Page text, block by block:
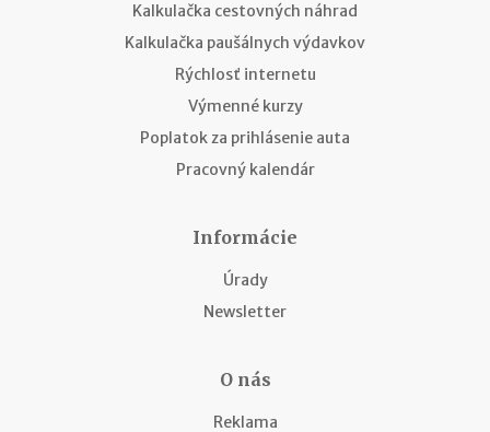
Kalkulačka cestovných náhrad
Kalkulačka paušálnych výdavkov
Rýchlosť internetu
Výmenné kurzy
Poplatok za prihlásenie auta
Pracovný kalendár
Informácie
Úrady
Newsletter
O nás
Reklama